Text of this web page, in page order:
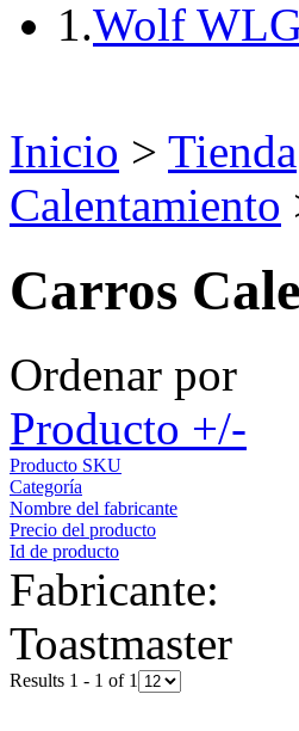
1.Wolf
Inicio > Tienda
Calentamiento
Carros
Ordenar por
Producto +/-
Producto SKU
Categoría
Nombre del fabricante
Precio del producto
Id de producto
Fabricante:
Toastmaster
Results 1 - 1 of 1